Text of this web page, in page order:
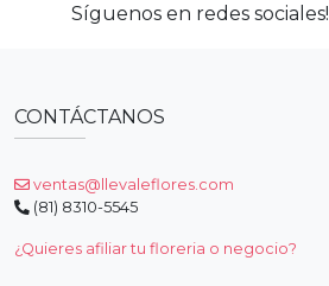
Síguenos en redes sociales!
CONTÁCTANOS
ventas@llevaleflores.com
(81) 8310-5545
¿Quieres afiliar tu floreria o negocio?